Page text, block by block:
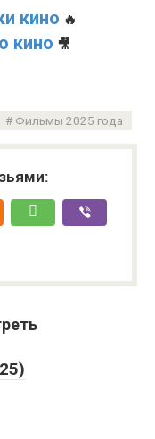
кино 🔥
кино 🎥
Фильмы 2025 года